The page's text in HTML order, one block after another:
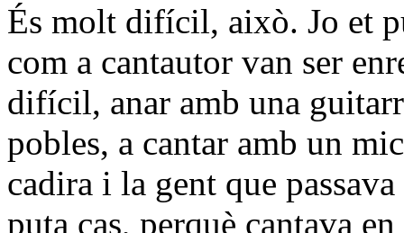
És molt difícil, això. Jo et
com a cantautor van ser
difícil, anar amb una
pobles, a cantar amb un
cadira i la gent que
puta cas, perquè cantava